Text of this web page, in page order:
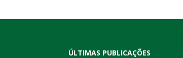
ÚLTIMAS PUBLICAÇÕES